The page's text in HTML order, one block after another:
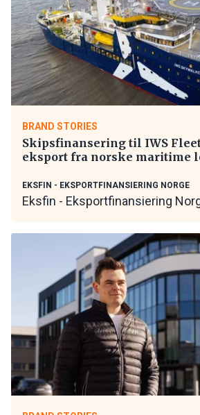
BRAND STORIES
Skipsfinansering til IWS
eksport fra norske maritime
EKSFIN - EKSPORTFINANSIERING NORGE
Eksfin - Eksportfinansiering